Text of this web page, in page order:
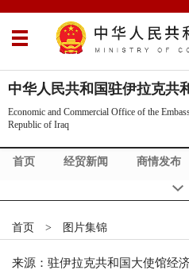
中华人民共和国驻伊拉克共
Economic and Commercial Office of the
Republic of Iraq
首页 经贸新闻 商情发布
首页 > 图片集锦
来源：驻伊拉克共和国大使馆经